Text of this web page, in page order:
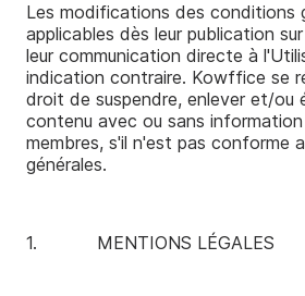
Les modifications des conditions
applicables dès leur publication
leur communication directe à
indication contraire. Kowffice se
droit de suspendre, enlever et/ou
contenu avec ou sans
membres, s'il n'est pas conforme
générales.
1. MENTIONS LÉGALES